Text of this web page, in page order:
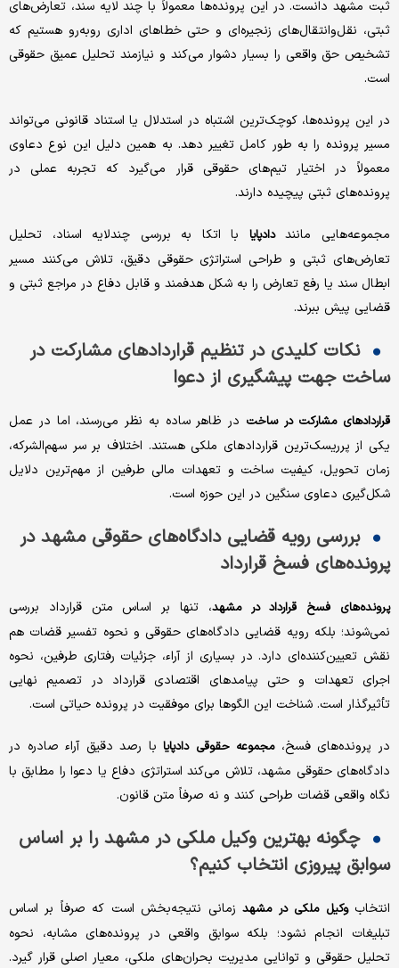
ثبت مشهد دانست. در این پرونده‌ها معمولاً با چند لایه سند، تعارض‌های
ثبتی، نقل‌وانتقال‌های زنجیره‌ای و حتی خطاهای اداری روبه‌رو هستیم که
تشخیص حق واقعی را بسیار دشوار می‌کند و نیازمند تحلیل عمیق حقوقی
است.
در این پرونده‌ها، کوچک‌ترین اشتباه در استدلال یا استناد قانونی می‌تواند
مسیر پرونده را به طور کامل تغییر دهد. به همین دلیل این نوع دعاوی
معمولاً در اختیار تیم‌های حقوقی قرار می‌گیرد که تجربه عملی در
پرونده‌های ثبتی پیچیده دارند.
مجموعه‌هایی ماننددادپایا با اتکا به بررسی چندلایه اسناد، تحلیل
تعارض‌های ثبتی و طراحی استراتژی حقوقی دقیق، تلاش می‌کنند مسیر
ابطال سند یا رفع تعارض را به شکل هدفمند و قابل دفاع در مراجع ثبتی و
قضایی پیش ببرند.
نکات کلیدی در تنظیم قراردادهای مشارکت در
ساخت جهت پیشگیری از دعوا
قراردادهای مشارکت در ساخت در ظاهر ساده به نظر می‌رسند، اما در عمل
یکی از پرریسک‌ترین قراردادهای ملکی هستند. اختلاف بر سر سهم‌الشرکه،
زمان تحویل، کیفیت ساخت و تعهدات مالی طرفین از مهم‌ترین دلایل
شکل‌گیری دعاوی سنگین در این حوزه است.
بررسی رویه قضایی دادگاه‌های حقوقی مشهد در
پرونده‌های فسخ قرارداد
پرونده‌های فسخ قرارداد در مشهد، تنها بر اساس متن قرارداد بررسی
نمی‌شوند؛ بلکه رویه قضایی دادگاه‌های حقوقی و نحوه تفسیر قضات هم
نقش تعیین‌کننده‌ای دارد. در بسیاری از آراء، جزئیات رفتاری طرفین، نحوه
اجرای تعهدات و حتی پیامدهای اقتصادی قرارداد در تصمیم نهایی
تأثیرگذار است. شناخت این الگوها برای موفقیت در پرونده حیاتی است.
در پرونده‌های فسخ،مجموعه حقوقی دادپایابا رصد دقیق آراء صادره در
دادگاه‌های حقوقی مشهد، تلاش می‌کند استراتژی دفاع یا دعوا را مطابق با
نگاه واقعی قضات طراحی کنند و نه صرفاً متن قانون.
چگونه بهترین وکیل ملکی در مشهد را بر اساس
سوابق پیروزی انتخاب کنیم؟
انتخابوکیل ملکی در مشهدزمانی نتیجه‌بخش است که صرفاً بر اساس
تبلیغات انجام نشود؛ بلکه سوابق واقعی در پرونده‌های مشابه، نحوه
تحلیل حقوقی و توانایی مدیریت بحران‌های ملکی، معیار اصلی قرار گیرد.